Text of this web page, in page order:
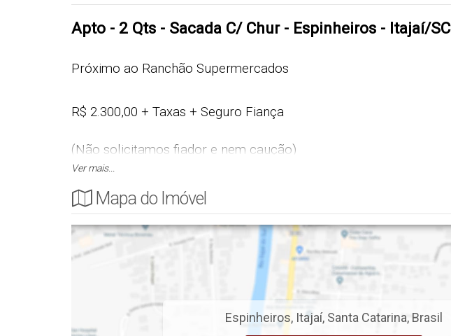
Apto - 2 Qts - Sacada C/ Chur - Espinheiros - Itajaí/SC
Próximo ao Ranchão Supermercados
R$ 2.300,00 + Taxas + Seguro Fiança
(Não solicitamos fiador e nem caução)
Não aceita Pet!
Cód.: 5890
- 2 Quartos
Ver mais...
Mapa do Imóvel
Espinheiros, Itajaí, Santa Catarina, Brasil